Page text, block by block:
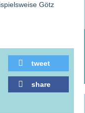
Götz
tweet
share